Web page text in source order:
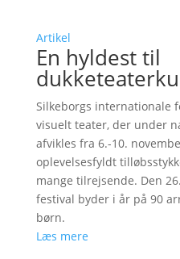
Artikel
En hyldest til
Silkeborgs internationale
visuelt teater, der under
afvikles fra 6.-10.
oplevelsesfyldt
mange tilrejsende. Den
festival byder i år på 90
børn.
Læs mere